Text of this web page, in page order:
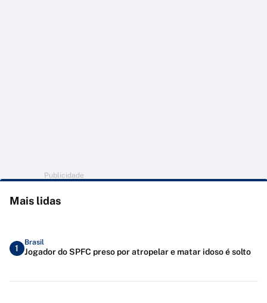
Publicidade
Mais lidas
1
Brasil
Jogador do SPFC preso por atropelar e matar idoso é solto